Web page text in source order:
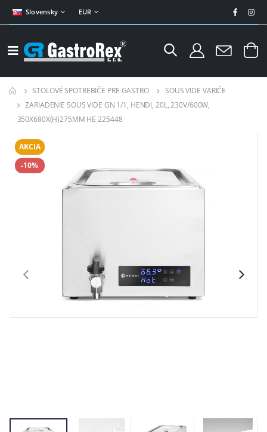
Slovensky EUR
STOLOVÉ SPOTREBIČE PRE GASTRO
SOUS VIDE VARIČE
ZARIADENIE SOUS VIDE GN 1/1, HENDI, 20L, 230V/600W,
350X680X(H)275MM HE 225448
AKCIA
-10%